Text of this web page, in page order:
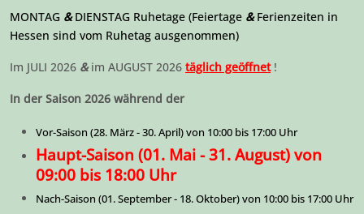
MONTAG &DIENSTAG Ruhetage (Feiertage &Ferienzeiten in
Hessen sind vom Ruhetag ausgenommen)
Im JULI 2026 &im AUGUST 2026 täglich geöffnet!
In der Saison 2026 während der
Vor-Saison (28. März - 30. April) von 10:00 bis 17:00 Uhr
Haupt-Saison (01. Mai - 31. August) von
09:00 bis 18:00 Uhr
Nach-Saison (01. September - 18. Oktober) von 10:00 bis 17:00 Uhr